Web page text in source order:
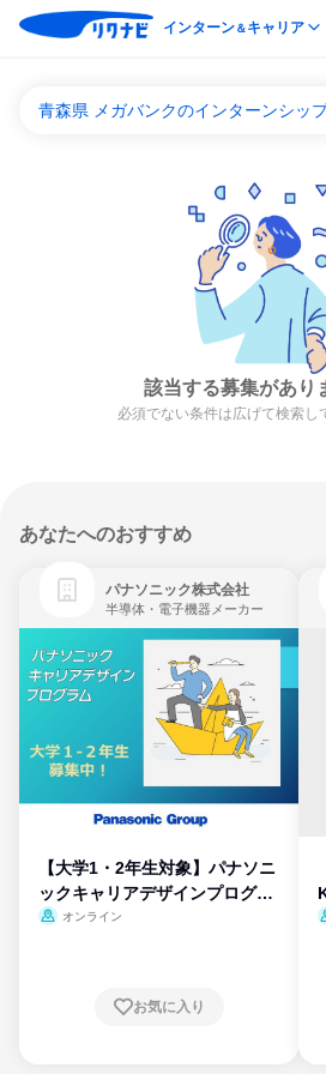
インターン＆キャリア
青森県 メガバンクのインターンシッ
該当する募集があり
必須でない条件は広げて検索し
あなたへのおすすめ
パナソニック株式会社
半導体・電子機器メーカー
【大学1・2年生対象】パナソニ
ックキャリアデザインプログラ
ム
オンライン
お気に入り